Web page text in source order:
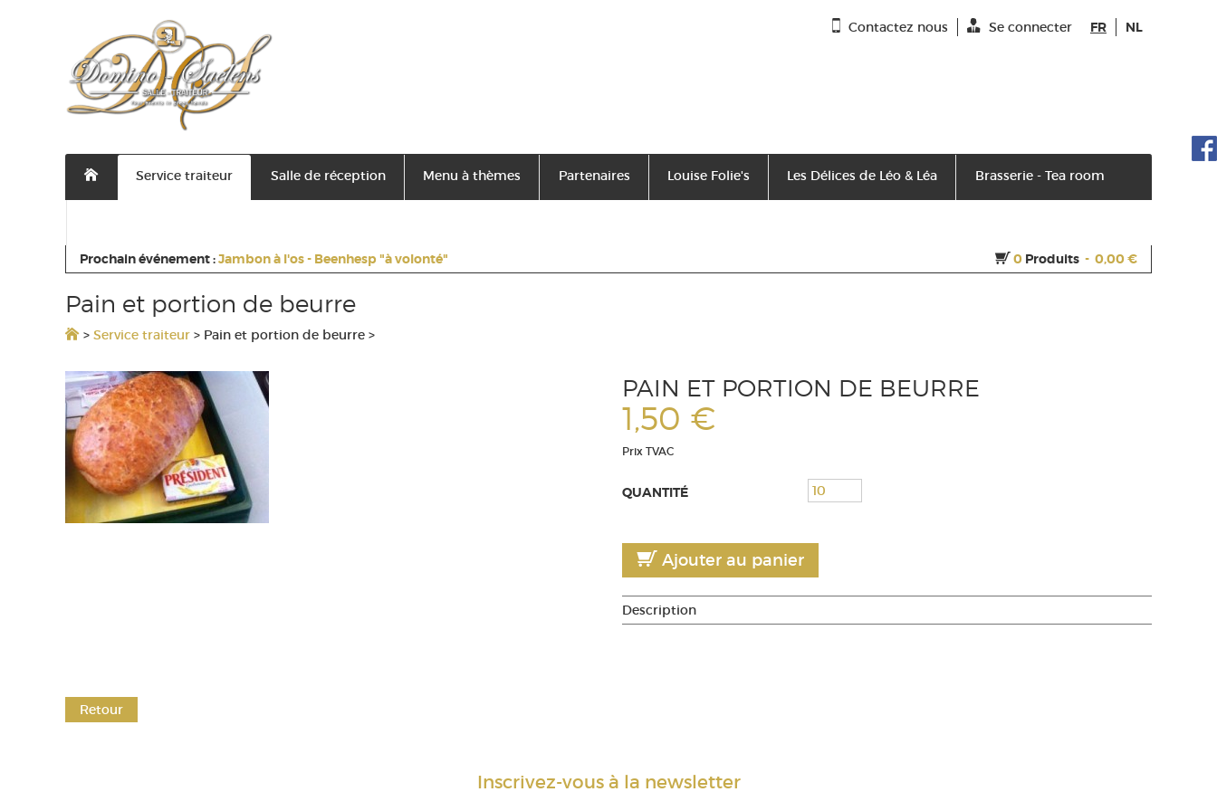
FR NL
Contactez nous Se connecter
Service traiteur Salle de réception Menu à thèmes Partenaires Louise Folie's Les Délices de Léo & Léa Brasserie - Tea room
Prochain événement :Jambon à l'os - Beenhesp "à volonté" 0 Produits - 0,00 €
Pain et portion de beurre
> Service traiteur > Pain et portion de beurre >
PAIN ET PORTION DE BEURRE
1,50 €
Prix TVAC
QUANTITÉ
Ajouter au panier
Description
Retour
Inscrivez-vous à la newsletter